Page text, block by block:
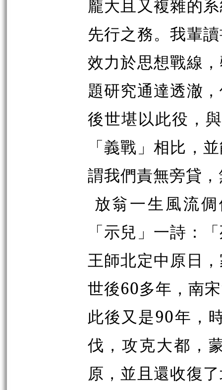
龐大且又複雜的
先行之務。我輩
效力於思想戰線
題研究通達透澈
後世堪以此役，
「義戰」相比，
謂我們責無旁貸
放翁一生風流
「示兒」一詩：
王師北定中原日
世後60多年，南
此後又是90年，
伐，攻克大都，
原，並且還收復